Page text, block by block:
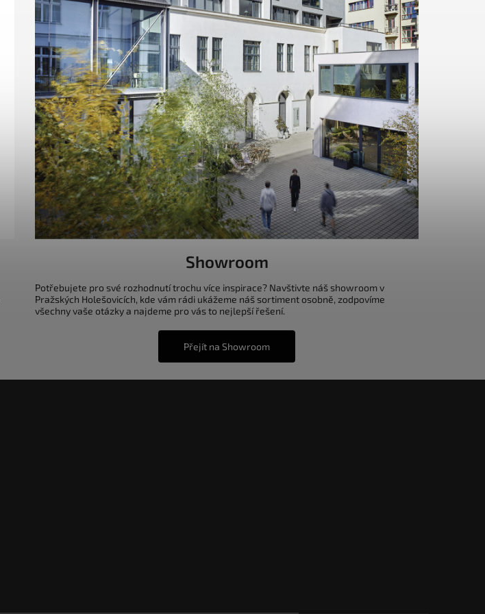
Showroom
Potřebujete pro své rozhodnutí trochu více inspirace? Navštivte náš showroom v
Pražských Holešovicích, kde vám rádi ukážeme náš sortiment osobně, zodpovíme
všechny vaše otázky a najdeme pro vás to nejlepší řešení.
Přejít na Showroom